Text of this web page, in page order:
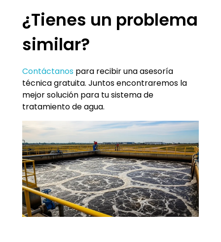
¿Tienes un problema
similar?
Contáctanos para recibir una asesoría
técnica gratuita. Juntos encontraremos la
mejor solución para tu sistema de
tratamiento de agua.